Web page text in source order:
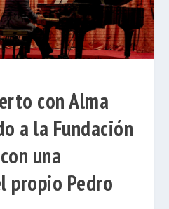
con Alma
a la Fundación
una
propio Pedro